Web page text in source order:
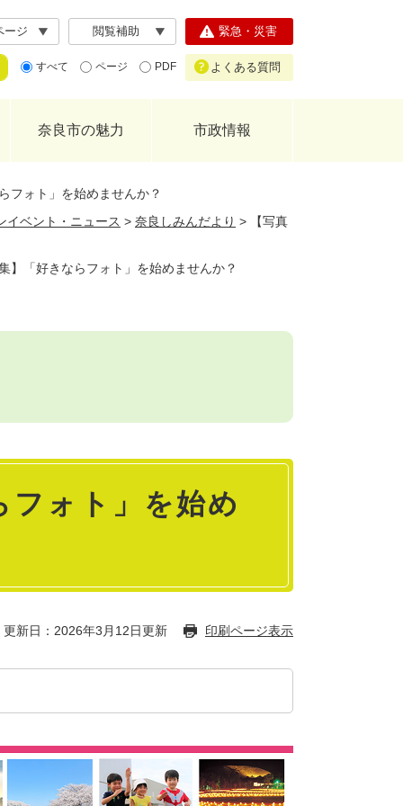
ージ 閲覧補助
すべて ページ PDF
緊急・災害
よくある質問
奈良市の魅力 市政情報
フォト」を始めませんか？
イベント・ニュース > 奈良しみんだより > 【写真
】「好きならフォト」を始めませんか？
フォト」を始め
更新日：2026年3月12日更新 印刷ページ表示